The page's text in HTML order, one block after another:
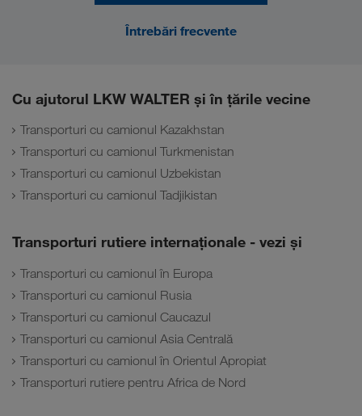
Întrebări frecvente
Cu ajutorul LKW WALTER și în țările vecine
Transporturi cu camionul Kazakhstan
Transporturi cu camionul Turkmenistan
Transporturi cu camionul Uzbekistan
Transporturi cu camionul Tadjikistan
Transporturi rutiere internaţionale - vezi și
Transporturi cu camionul în Europa
Transporturi cu camionul Rusia
Transporturi cu camionul Caucazul
Transporturi cu camionul Asia Centrală
Transporturi cu camionul în Orientul Apropiat
Transporturi rutiere pentru Africa de Nord